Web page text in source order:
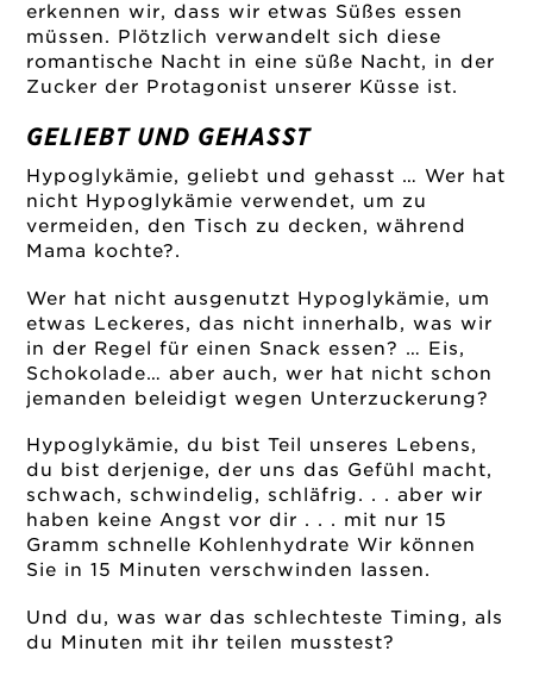
erkennen wir, dass wir etwas Süßes essen
müssen. Plötzlich verwandelt sich diese
romantische Nacht in eine süße Nacht, in der
Zucker der Protagonist unserer Küsse ist.
GELIEBT UND GEHASST
Hypoglykämie, geliebt und gehasst … Wer hat
nicht Hypoglykämie verwendet, um zu
vermeiden, den Tisch zu decken, während
Mama kochte?.
Wer hat nicht ausgenutzt Hypoglykämie, um
etwas Leckeres, das nicht innerhalb, was wir
in der Regel für einen Snack essen? … Eis,
Schokolade… aber auch, wer hat nicht schon
jemanden beleidigt wegen Unterzuckerung?
Hypoglykämie, du bist Teil unseres Lebens,
du bist derjenige, der uns das Gefühl macht,
schwach, schwindelig, schläfrig. . . aber wir
haben keine Angst vor dir . . . mit nur 15
Gramm schnelle Kohlenhydrate Wir können
Sie in 15 Minuten verschwinden lassen.
Und du, was war das schlechteste Timing, als
du Minuten mit ihr teilen musstest?